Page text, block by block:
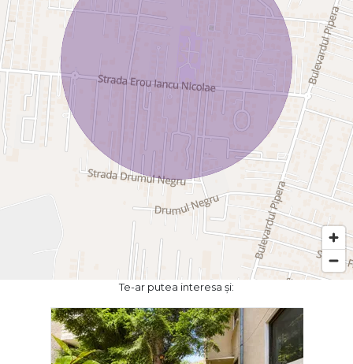
Te-ar putea interesa și: